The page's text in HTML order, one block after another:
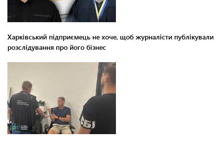
Харківський підприємець не хоче, щоб журналісти публікували
розслідування про його бізнес